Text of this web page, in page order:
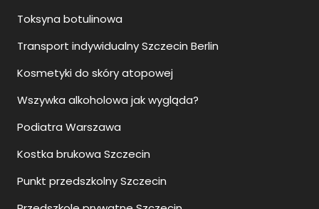
Toksyna botulinowa
Transport indywidualny Szczecin Berlin
Kosmetyki do skóry atopowej
Wszywka alkoholowa jak wygląda?
Podiatra Warszawa
Kostka brukowa Szczecin
Punkt przedszkolny Szczecin